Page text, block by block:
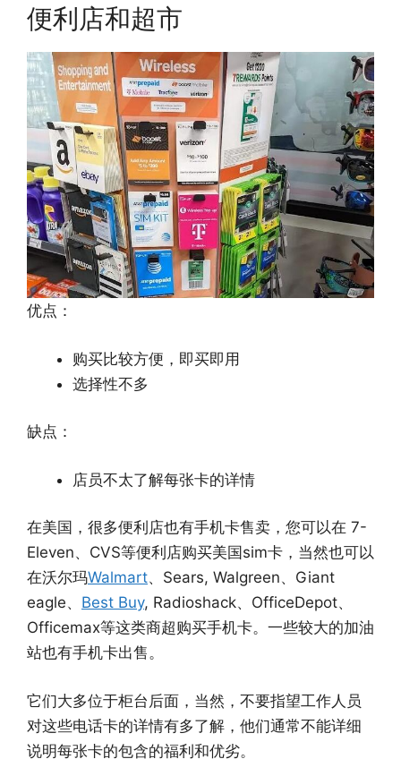
便利店和超市
优点：
购买比较方便，即买即用
选择性不多
缺点：
店员不太了解每张卡的详情
在美国，很多便利店也有手机卡售卖，您可以在 7-
Eleven、CVS等便利店购买美国sim卡，当然也可以
在沃尔玛Walmart、Sears, Walgreen、Giant
eagle、 Best Buy, Radioshack、OfficeDepot、
Officemax等这类商超购买手机卡。一些较大的加油
站也有手机卡出售。
它们大多位于柜台后面，当然，不要指望工作人员
对这些电话卡的详情有多了解，他们通常不能详细
说明每张卡的包含的福利和优劣。